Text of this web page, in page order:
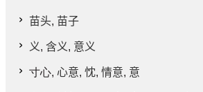
苗头, 苗子
义, 含义, 意义
寸心, 心意, 忱, 情意, 意